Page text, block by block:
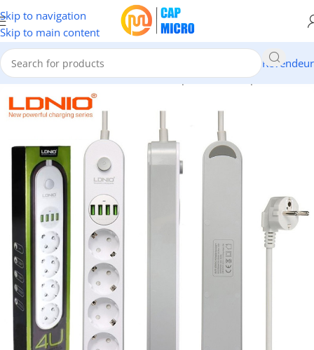
Skip to navigation
Skip to main content
Revendeur
Accueil/INFORMATIQUE/Cables & Adaptateurs/Multiprises